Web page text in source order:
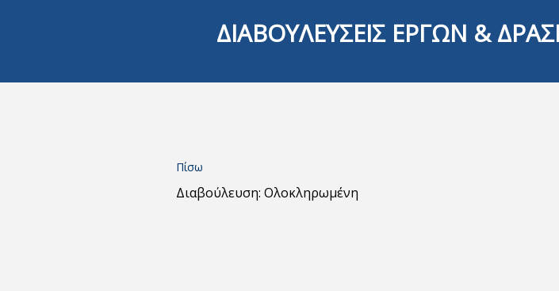
ΔΙΑΒΟΥΛΕΥΣΕΙΣ ΕΡΓΩΝ &
Πίσω
Διαβούλευση: Ολοκληρωμένη